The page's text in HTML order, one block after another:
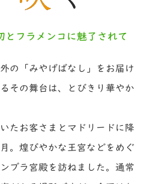
とフラメンコに魅了されて
の「みやげばなし」をお届け
その舞台は、とびきり華やか
たお客さまとマドリードに降
。煌びやかな王宮などをめぐ
ブラ宮殿を訪ねました。通常